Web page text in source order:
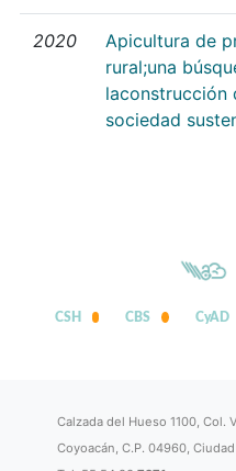
2020
Apicultura de
rural;una
laconstrucción
sociedad
CSH CBS CyAD
Calzada del Hueso 1100, Col.
Coyoacán, C.P. 04960,